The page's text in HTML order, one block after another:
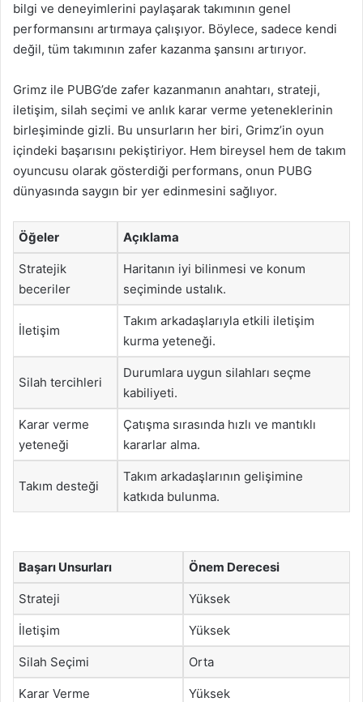
bilgi ve deneyimlerini paylaşarak takımının genel
performansını artırmaya çalışıyor. Böylece, sadece kendi
değil, tüm takımının zafer kazanma şansını artırıyor.
Grimz ile PUBG’de zafer kazanmanın anahtarı, strateji,
iletişim, silah seçimi ve anlık karar verme yeteneklerinin
birleşiminde gizli. Bu unsurların her biri, Grimz’in oyun
içindeki başarısını pekiştiriyor. Hem bireysel hem de takım
oyuncusu olarak gösterdiği performans, onun PUBG
dünyasında saygın bir yer edinmesini sağlıyor.
Öğeler Açıklama
Stratejik
beceriler
Haritanın iyi bilinmesi ve konum
seçiminde ustalık.
İletişim
Takım arkadaşlarıyla etkili iletişim
kurma yeteneği.
Silah tercihleri
Durumlara uygun silahları seçme
kabiliyeti.
Karar verme
yeteneği
Çatışma sırasında hızlı ve mantıklı
kararlar alma.
Takım desteği
Takım arkadaşlarının gelişimine
katkıda bulunma.
Başarı Unsurları Önem Derecesi
Strateji Yüksek
İletişim Yüksek
Silah Seçimi Orta
Karar Verme Yüksek